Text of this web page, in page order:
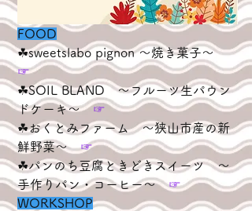
FOOD
☘︎sweetslabo pignon ～焼き菓子～
☞
☘︎SOIL BLAND　～フルーツ生パウン
ドケーキ～ ☞
☘︎おくとみファーム　～狭山市産の新
鮮野菜～ ☞
☘︎パンのち豆腐ときどきスイーツ　～
手作りパン・コーヒー～ ☞
WORKSHOP